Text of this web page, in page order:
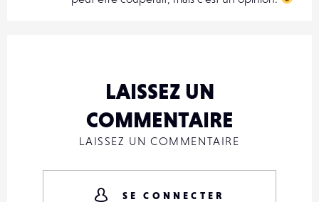
LAISSEZ UN
COMMENTAIRE
LAISSEZ UN COMMENTAIRE
SE CONNECTER